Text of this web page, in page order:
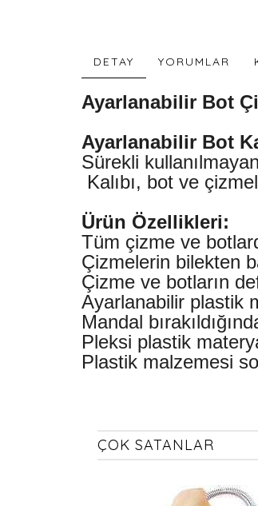
DETAY YORUMLAR
Ayarlanabilir Bot
Ayarlanabilir Bot
Sürekli
Kalıbı, bot ve
Ürün Özellikleri:
Tüm çizme ve
Çizmelerin bilekten
Çizme ve botların
Ayarlanabilir plastik
Mandal
Pleksi plastik
Plastik malzemesi
ÇOK SATANLAR